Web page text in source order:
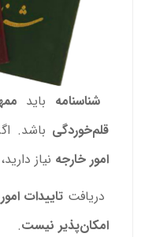
شناسنامه باید
قلم‌خوردگی باشد.
امور خارجه نیاز
دریافت تاییدات
امکان‌پذیر نیست.